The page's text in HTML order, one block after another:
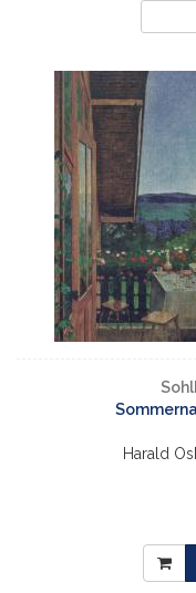
Harald